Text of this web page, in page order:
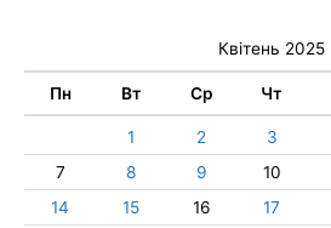
Квітень 2025
Пн Вт Ср Чт
1 2 3
7
8 9 10
14
15 16 17